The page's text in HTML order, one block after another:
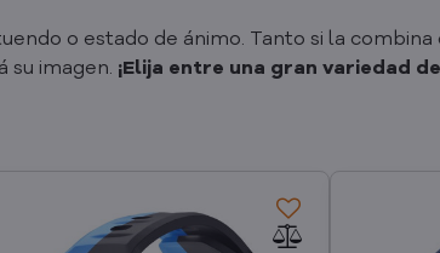
o estado de ánimo. Tanto si la
su imagen. ¡Elija entre una gran variedad